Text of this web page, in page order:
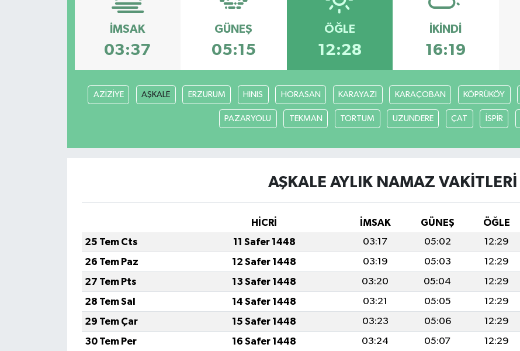
İMSAK
03:37
GÜNEŞ
05:15
ÖĞLE
12:28
İKINDI
16:19
AZİZİYE AŞKALE ERZURUM HINIS HORASAN KARAYAZI KARAÇOBAN KÖPRÜKÖY
PAZARYOLU TEKMAN TORTUM UZUNDERE ÇAT İSPİR
AŞKALE AYLIK NAMAZ VAKITLERI
HİCRİ İMSAK GÜNEŞ ÖĞLE
25 Tem Cts
11 Safer 1448 03:17 05:02 12:29
26 Tem Paz
12 Safer 1448 03:19 05:03 12:29
27 Tem Pts
13 Safer 1448 03:20 05:04 12:29
28 Tem Sal
14 Safer 1448 03:21 05:05 12:29
29 Tem Çar
15 Safer 1448 03:23 05:06 12:29
30 Tem Per
16 Safer 1448 03:24 05:07 12:29
GİZLİLİK SÖZLEŞMESİ